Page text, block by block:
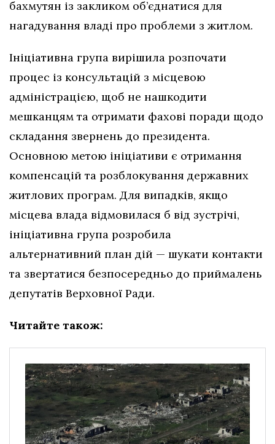
бахмутян із закликом об’єднатися для
нагадування владі про проблеми з житлом.
Ініціативна група вирішила розпочати
процес із консультацій з місцевою
адміністрацією, щоб не нашкодити
мешканцям та отримати фахові поради щодо
складання звернень до президента.
Основною метою ініціативи є отримання
компенсацій та розблокування державних
житлових програм. Для випадків, якщо
місцева влада відмовилася б від зустрічі,
ініціативна група розробила
альтернативний план дій — шукати контакти
та звертатися безпосередньо до приймалень
депутатів Верховної Ради.
Читайте також: